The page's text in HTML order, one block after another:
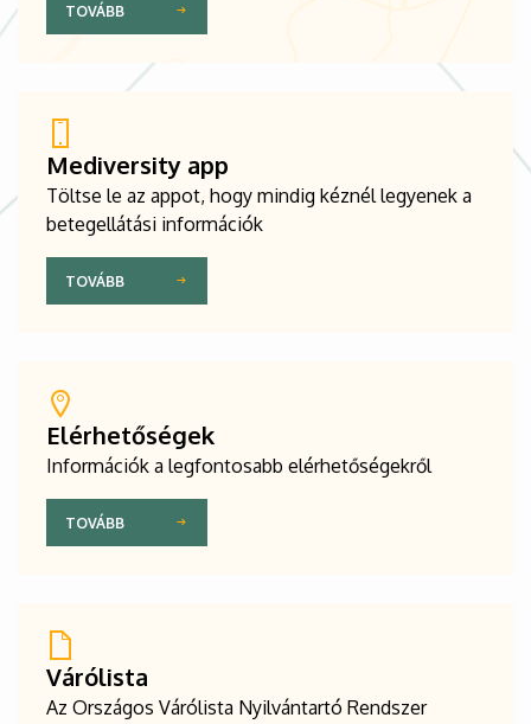
TOVÁBB
Mediversity app
Töltse le az appot, hogy mindig kéznél legyenek a
betegellátási információk
TOVÁBB
Elérhetőségek
Információk a legfontosabb elérhetőségekről
TOVÁBB
Várólista
Az Országos Várólista Nyilvántartó Rendszer